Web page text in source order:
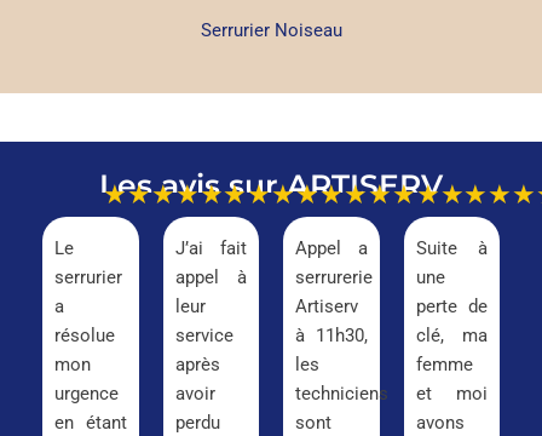
Serrurier Noiseau
Les avis sur ARTISERV
★★★★★
Le
serrurier
a
résolue
mon
urgence
en étant
★★★★★
J’ai fait
appel à
leur
service
après
avoir
perdu
★★★★★
Appel a
serrurerie
Artiserv
à 11h30,
les
techniciens
sont
Suite à
une
perte de
clé, ma
femme
et moi
avons